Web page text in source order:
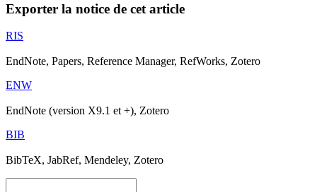
Exporter la notice de cet article
RIS
EndNote, Papers, Reference Manager, RefWorks, Zotero
ENW
EndNote (version X9.1 et +), Zotero
BIB
BibTeX, JabRef, Mendeley, Zotero